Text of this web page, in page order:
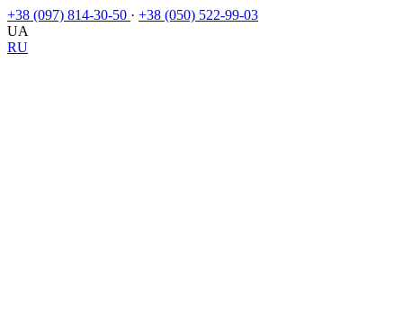
+38 (097) 814-30-50 · +38 (050) 522-99-03
UA
RU